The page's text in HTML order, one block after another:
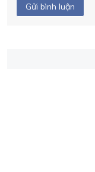
Gửi bình luận